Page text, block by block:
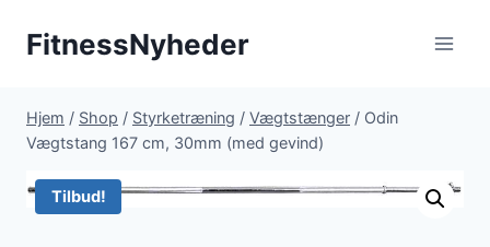
FitnessNyheder
Hjem / Shop / Styrketræning / Vægtstænger / Odin
Vægtstang 167 cm, 30mm (med gevind)
Tilbud!